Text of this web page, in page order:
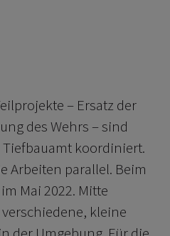
– Ersatz der
des Wehrs – sind
koordiniert.
Arbeiten parallel. Beim
Mai 2022. Mitte
kleine